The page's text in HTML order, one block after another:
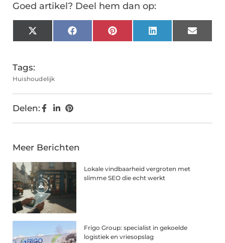
Goed artikel? Deel hem dan op:
X
(Twitter)
FacebookPinterestLinkedInEmail
Tags:
Huishoudelijk
Delen:
Meer Berichten
Lokale vindbaarheid vergroten met
slimme SEO die echt werkt
Frigo Group: specialist in gekoelde
logistiek en vriesopslag